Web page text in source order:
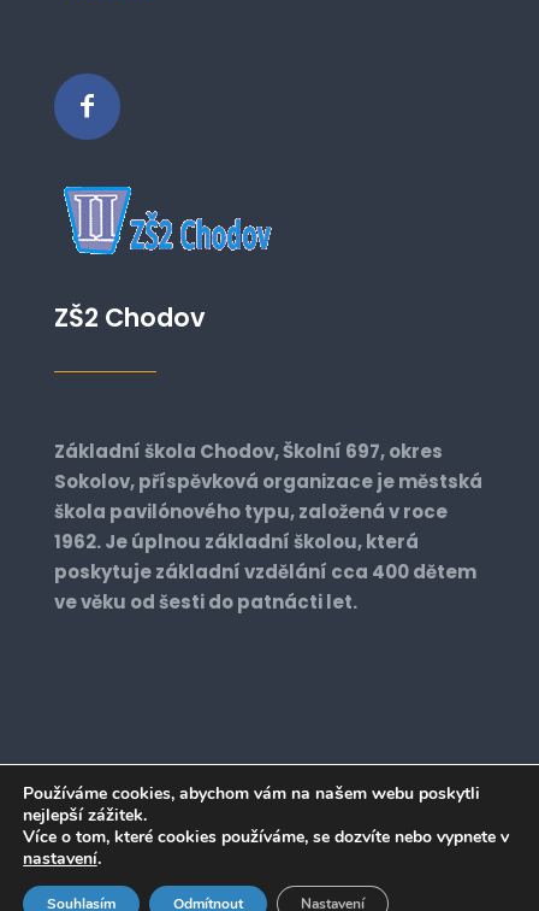
ZŠ2 Chodov
Základní škola Chodov, Školní 697, okres
Sokolov, příspěvková organizace je městská
škola pavilónového typu, založená v roce
1962. Je úplnou základní školou, která
poskytuje základní vzdělání cca 400 dětem
ve věku od šesti do patnácti let.
Realizace: 2022 © zs2chodov.cz. All Rights
Používáme cookies, abychom vám na našem webu poskytli
nejlepší zážitek.
Více o tom, které cookies používáme, se dozvíte nebo vypnete v
nastavení.
Souhlasím Odmítnout Nastavení